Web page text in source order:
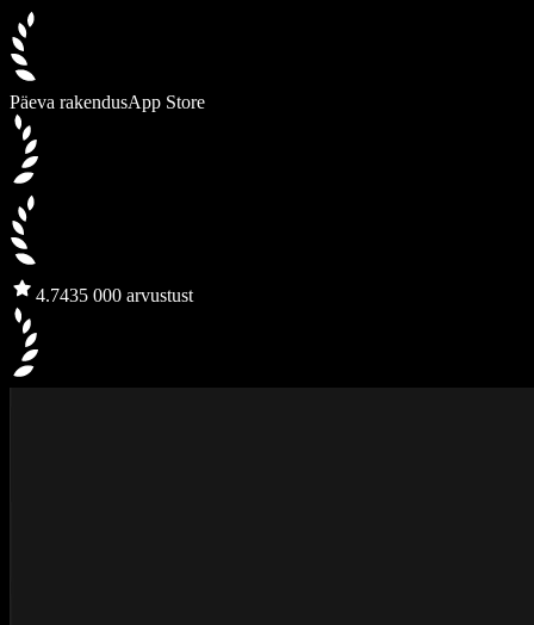
Päeva rakendusApp Store
4.7435 000 arvustust